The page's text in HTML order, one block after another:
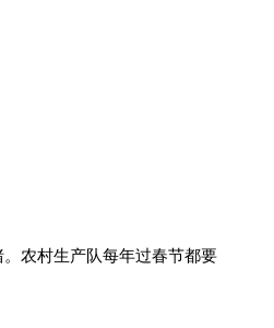
农村生产队每年过春节都要